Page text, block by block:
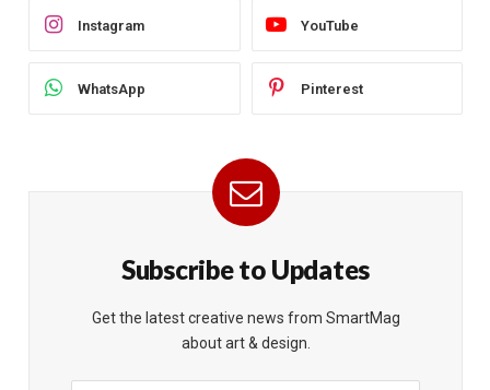
Instagram YouTube
WhatsApp Pinterest
Subscribe to Updates
Get the latest creative news from SmartMag
about art & design.